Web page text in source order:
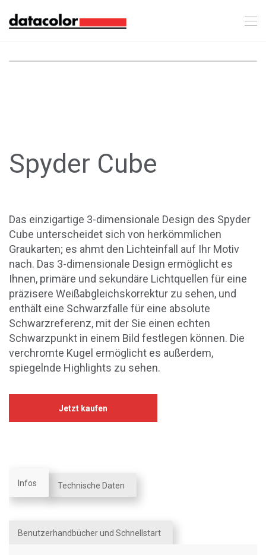
Spyder Cube
Das einzigartige 3-dimensionale Design des Spyder
Cube unterscheidet sich von herkömmlichen
Graukarten; es ahmt den Lichteinfall auf Ihr Motiv
nach. Das 3-dimensionale Design ermöglicht es
Ihnen, primäre und sekundäre Lichtquellen für eine
präzisere Weißabgleichskorrektur zu sehen, und
enthält eine Schwarzfalle für eine absolute
Schwarzreferenz, mit der Sie einen echten
Schwarzpunkt in einem Bild festlegen können. Die
verchromte Kugel ermöglicht es außerdem,
spiegelnde Highlights zu sehen.
Jetzt kaufen
Infos Technische Daten
Benutzerhandbücher und Schnellstart